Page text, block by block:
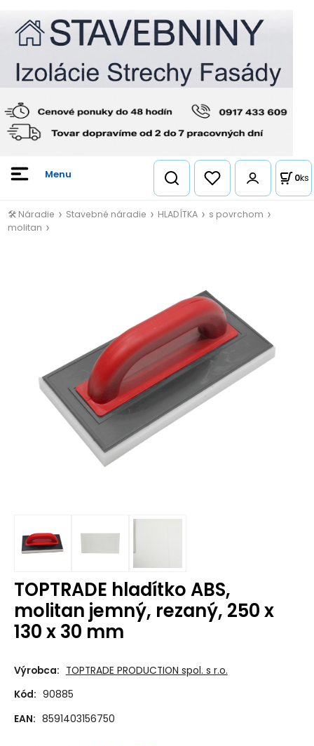
0ks
🛠️ Náradie Stavebné náradie HLADÍTKA
s povrchom
molitan
TOPTRADE hladítko ABS,
molitan jemný, rezaný, 250 x
130 x 30 mm
Výrobca: TOPTRADE PRODUCTION spol. s r.o.
Kód: 90885
EAN: 8591403156750